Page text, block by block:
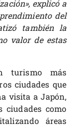
, explicó a
del
también la
valor de estas
turismo más
ciudades que
visita a Japón,
como
áreas